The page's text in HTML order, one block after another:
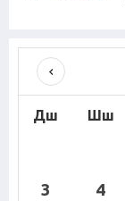
Дш Шш
3
4